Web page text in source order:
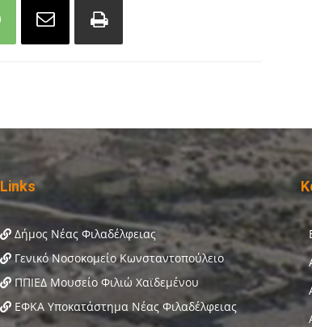
Links
Δήμος Νέας Φιλαδέλφειας
Γενικό Νοσοκομείο Κωνσταντοπούλειο
ΠΠΙΕΔ Μουσείο Φιλιώ Χαϊδεμένου
ΕΦΚΑ Υποκατάστημα Νέας Φιλαδέλφειας